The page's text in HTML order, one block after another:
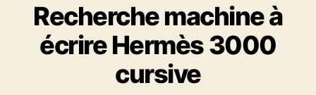
Recherche machine à
écrire Hermès 3000
cursive